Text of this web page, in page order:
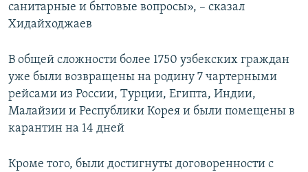
санитарные и бытовые вопросы», – сказал
Хидайходжаев
В общей сложности более 1750 узбекских граждан
уже были возвращены на родину 7 чартерными
рейсами из России, Турции, Египта, Индии,
Малайзии и Республики Корея и были помещены в
карантин на 14 дней
Кроме того, были достигнуты договоренности с